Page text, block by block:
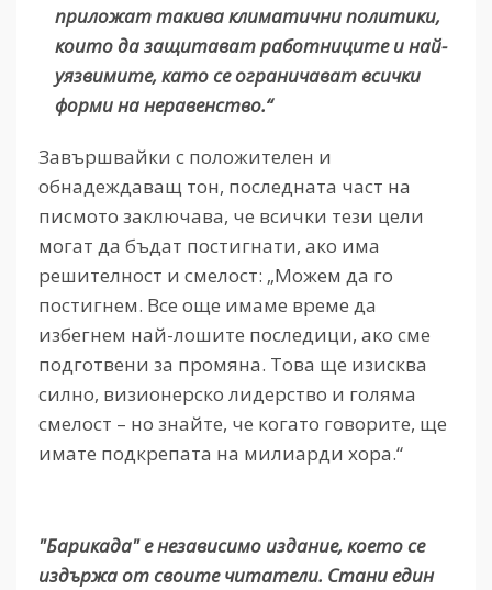
приложат такива климатични политики,
които да защитават работниците и най-
уязвимите, като се ограничават всички
форми на неравенство.“
Завършвайки с положителен и
обнадеждаващ тон, последната част на
писмото заключава, че всички тези цели
могат да бъдат постигнати, ако има
решителност и смелост: „Можем да го
постигнем. Все още имаме време да
избегнем най-лошите последици, ако сме
подготвени за промяна. Това ще изисква
силно, визионерско лидерство и голяма
смелост – но знайте, че когато говорите, ще
имате подкрепата на милиарди хора.“
"Барикада" е независимо издание, което се
издържа от своите читатели. Стани един